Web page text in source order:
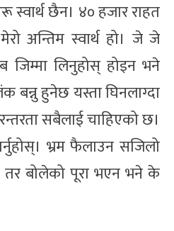
छैन। ४० हजार राहत
अन्तिम स्वार्थ हो। जे जे
जिम्मा लिनुहोस् होइन भने
हुनेछ यस्ता घिनलाग्दा
सबैलाई चाहिएको छ।
भ्रम फैलाउन सजिलो
बोलेको पूरा भएन भने के